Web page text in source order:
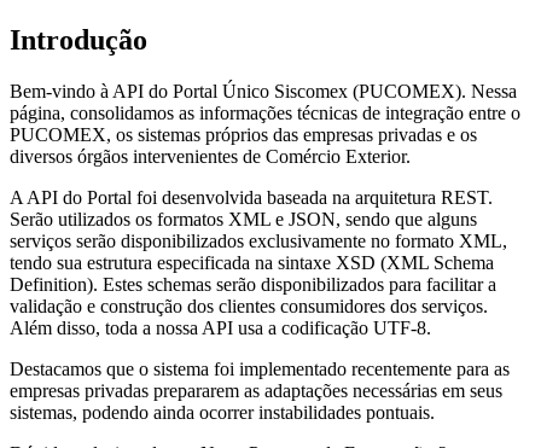
Introdução
Bem-vindo à API do Portal Único Siscomex (PUCOMEX). Nessa
página, consolidamos as informações técnicas de integração entre o
PUCOMEX, os sistemas próprios das empresas privadas e os
diversos órgãos intervenientes de Comércio Exterior.
A API do Portal foi desenvolvida baseada na arquitetura REST.
Serão utilizados os formatos XML e JSON, sendo que alguns
serviços serão disponibilizados exclusivamente no formato XML,
tendo sua estrutura especificada na sintaxe XSD (XML Schema
Definition). Estes schemas serão disponibilizados para facilitar a
validação e construção dos clientes consumidores dos serviços.
Além disso, toda a nossa API usa a codificação UTF-8.
Destacamos que o sistema foi implementado recentemente para as
empresas privadas prepararem as adaptações necessárias em seus
sistemas, podendo ainda ocorrer instabilidades pontuais.